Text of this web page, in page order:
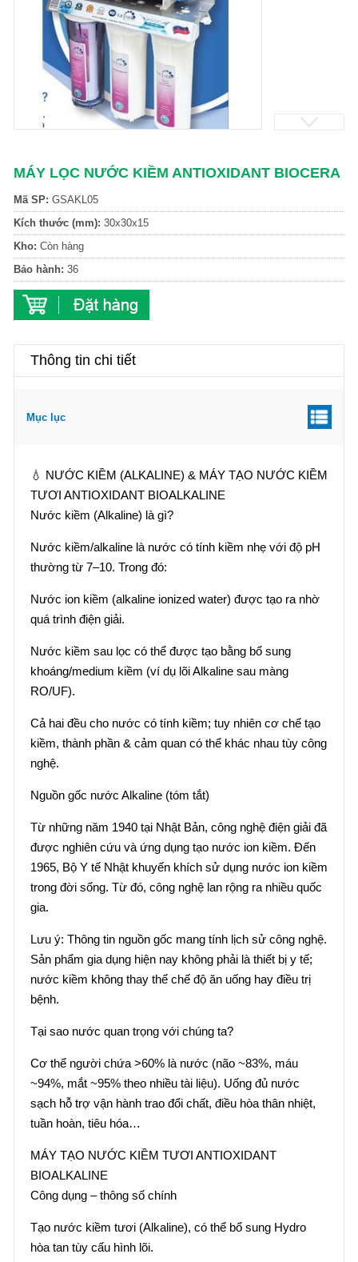
MÁY LỌC NƯỚC KIỀM ANTIOXIDANT BIOCERA
Mã SP: GSAKL05
Kích thước (mm): 30x30x15
Kho: Còn hàng
Bảo hành: 36
Thông tin chi tiết
Mục lục
💧 NƯỚC KIỀM (ALKALINE) & MÁY TẠO NƯỚC KIỀM
TƯƠI ANTIOXIDANT BIOALKALINE
Nước kiềm (Alkaline) là gì?
Nước kiềm/alkaline là nước có tính kiềm nhẹ với độ pH
thường từ 7–10. Trong đó:
Nước ion kiềm (alkaline ionized water) được tạo ra nhờ
quá trình điện giải.
Nước kiềm sau lọc có thể được tạo bằng bổ sung
khoáng/medium kiềm (ví dụ lõi Alkaline sau màng
RO/UF).
Cả hai đều cho nước có tính kiềm; tuy nhiên cơ chế tạo
kiềm, thành phần & cảm quan có thể khác nhau tùy công
nghệ.
Nguồn gốc nước Alkaline (tóm tắt)
Từ những năm 1940 tại Nhật Bản, công nghệ điện giải đã
được nghiên cứu và ứng dụng tạo nước ion kiềm. Đến
1965, Bộ Y tế Nhật khuyến khích sử dụng nước ion kiềm
trong đời sống. Từ đó, công nghệ lan rộng ra nhiều quốc
gia.
Lưu ý: Thông tin nguồn gốc mang tính lịch sử công nghệ.
Sản phẩm gia dụng hiện nay không phải là thiết bị y tế;
nước kiềm không thay thế chế độ ăn uống hay điều trị
bệnh.
Tại sao nước quan trọng với chúng ta?
Cơ thể người chứa >60% là nước (não ~83%, máu
~94%, mắt ~95% theo nhiều tài liệu). Uống đủ nước
sạch hỗ trợ vận hành trao đổi chất, điều hòa thân nhiệt,
tuần hoàn, tiêu hóa…
MÁY TẠO NƯỚC KIỀM TƯƠI ANTIOXIDANT
BIOALKALINE
Công dụng – thông số chính
Tạo nước kiềm tươi (Alkaline), có thể bổ sung Hydro
hòa tan tùy cấu hình lõi.